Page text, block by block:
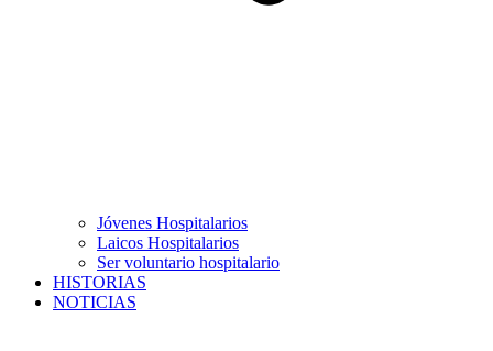
Jóvenes Hospitalarios
Laicos Hospitalarios
Ser voluntario hospitalario
HISTORIAS
NOTICIAS